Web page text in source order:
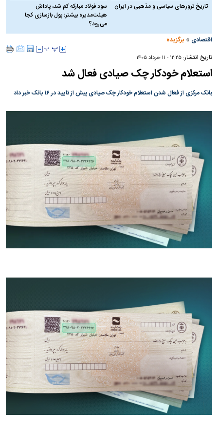
تاریخ ترورهای سیاسی و مذهبی در ایران
سود فولاد مبارکه کم شد، پاداش
هیئت‌مدیره بیشتر؛ پول بازسازی کجا
می‌رود؟
اقتصادی »برگزیده
تاریخ انتشار:۱۲:۲۵ - ۱۱ خرداد ۱۴۰۵
استعلام خودکار چک صیادی فعال شد
بانک مرکزی از فعال شدن استعلام خودکار چک صیادی پیش از تایید در ۱۶ بانک خبر داد